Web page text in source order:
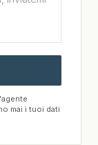
mai i tuoi dati